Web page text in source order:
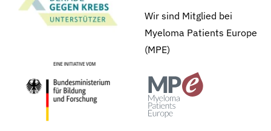
Wir sind Mitglied bei
Myeloma Patients Europe
(MPE)